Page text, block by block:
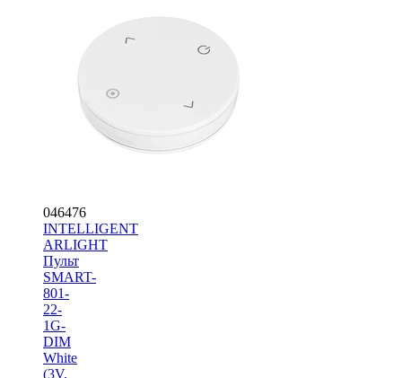
046476
INTELLIGENT
ARLIGHT
Пульт
SMART-
801-
22-
1G-
DIM
White
(3V,